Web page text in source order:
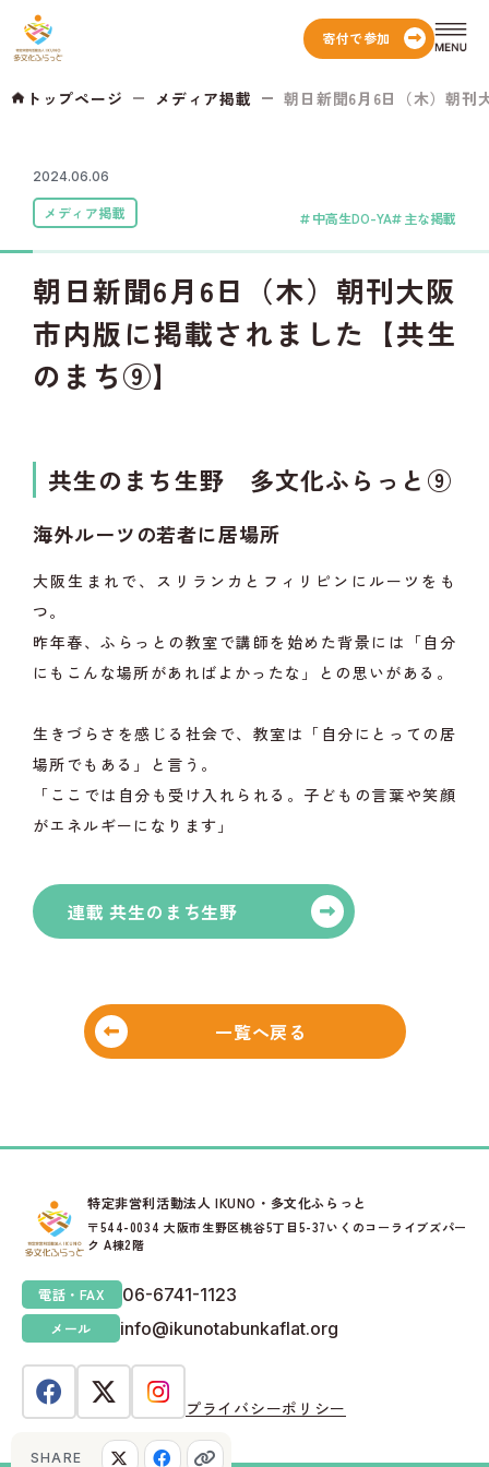
寄付で参加
トップページ メディア掲載 朝日新聞6月6日（木）朝刊
2024.06.06
メディア掲載 中高生DO-YA 主な掲載
朝日新聞6月6日（木）朝刊大阪
市内版に掲載されました【共生
のまち⑨】
共生のまち生野 多文化ふらっと⑨
海外ルーツの若者に居場所
大阪生まれで、スリランカとフィリピンにルーツをも
つ。
昨年春、ふらっとの教室で講師を始めた背景には「自分
にもこんな場所があればよかったな」との思いがある。
生きづらさを感じる社会で、教室は「自分にとっての居
場所でもある」と言う。
「ここでは自分も受け入れられる。子どもの言葉や笑顔
がエネルギーになります」
連載 共生のまち生野
一覧へ戻る
SHARE
特定非営利活動法人 IKUNO・多文化ふらっと
〒544-0034 大阪市生野区桃谷5丁目5-37いくのコーライブズパー
ク A棟2階
電話・FAX 06-6741-1123
メール info@ikunotabunkaflat.org
プライバシーポリシー